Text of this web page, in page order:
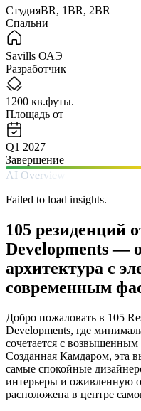
СтудияBR, 1BR, 2BR
Спальни
Savills ОАЭ
Разработчик
1200 кв.футы.
Площадь от
Q1 2027
Завершение
AI Overview
Failed to load insights.
105 резиденций
Developments —
архитектура с
современным
Добро пожаловать в 105
Developments, где
сочетается с
Созданная Камдаром, эта
самые спокойные
интерьеры и оживленную
расположена в центре